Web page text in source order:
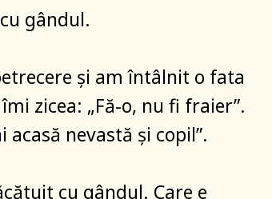
gândul.
și am întâlnit o fata
zicea: „Fă-o, nu fi fraier”.
acasă nevastă și copil”.
cu gândul. Care e